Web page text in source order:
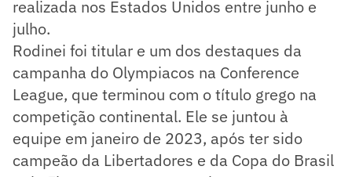
realizada nos Estados Unidos entre junho e
julho.
Rodinei foi titular e um dos destaques da
campanha do Olympiacos na Conference
League, que terminou com o título grego na
competição continental. Ele se juntou à
equipe em janeiro de 2023, após ter sido
campeão da Libertadores e da Copa do Brasil